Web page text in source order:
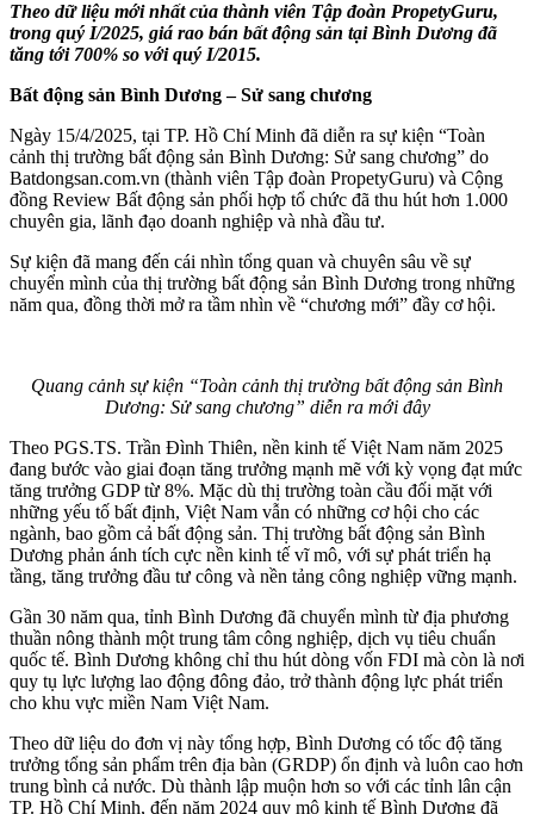
Theo dữ liệu mới nhất của thành viên Tập đoàn PropetyGuru,
trong quý I/2025, giá rao bán bất động sản tại Bình Dương đã
tăng tới 700% so với quý I/2015.
Bất động sản Bình Dương – Sử sang chương
Ngày 15/4/2025, tại TP. Hồ Chí Minh đã diễn ra sự kiện “Toàn
cảnh thị trường bất động sản Bình Dương: Sử sang chương” do
Batdongsan.com.vn (thành viên Tập đoàn PropetyGuru) và Cộng
đồng Review Bất động sản phối hợp tổ chức đã thu hút hơn 1.000
chuyên gia, lãnh đạo doanh nghiệp và nhà đầu tư.
Sự kiện đã mang đến cái nhìn tổng quan và chuyên sâu về sự
chuyển mình của thị trường bất động sản Bình Dương trong những
năm qua, đồng thời mở ra tầm nhìn về “chương mới” đầy cơ hội.
Quang cảnh sự kiện “Toàn cảnh thị trường bất động sản Bình
Dương: Sử sang chương” diễn ra mới đây
Theo PGS.TS. Trần Đình Thiên, nền kinh tế Việt Nam năm 2025
đang bước vào giai đoạn tăng trưởng mạnh mẽ với kỳ vọng đạt mức
tăng trưởng GDP từ 8%. Mặc dù thị trường toàn cầu đối mặt với
những yếu tố bất định, Việt Nam vẫn có những cơ hội cho các
ngành, bao gồm cả bất động sản. Thị trường bất động sản Bình
Dương phản ánh tích cực nền kinh tế vĩ mô, với sự phát triển hạ
tầng, tăng trưởng đầu tư công và nền tảng công nghiệp vững mạnh.
Gần 30 năm qua, tỉnh Bình Dương đã chuyển mình từ địa phương
thuần nông thành một trung tâm công nghiệp, dịch vụ tiêu chuẩn
quốc tế. Bình Dương không chỉ thu hút dòng vốn FDI mà còn là nơi
quy tụ lực lượng lao động đông đảo, trở thành động lực phát triển
cho khu vực miền Nam Việt Nam.
Theo dữ liệu do đơn vị này tổng hợp, Bình Dương có tốc độ tăng
trưởng tổng sản phẩm trên địa bàn (GRDP) ổn định và luôn cao hơn
trung bình cả nước. Dù thành lập muộn hơn so với các tỉnh lân cận
TP. Hồ Chí Minh, đến năm 2024 quy mô kinh tế Bình Dương đã